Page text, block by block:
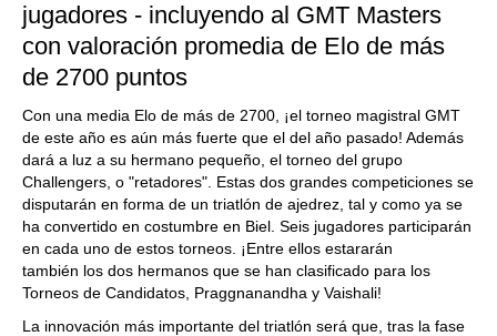
jugadores - incluyendo al GMT Masters
con valoración promedia de Elo de más
de 2700 puntos
Con una media Elo de más de 2700, ¡el torneo magistral GMT
de este año es aún más fuerte que el del año pasado! Además
dará a luz a su hermano pequeño, el torneo del grupo
Challengers, o "retadores". Estas dos grandes competiciones se
disputarán en forma de un triatlón de ajedrez, tal y como ya se
ha convertido en costumbre en Biel. Seis jugadores participarán
en cada uno de estos torneos. ¡Entre ellos estararán
también los dos hermanos que se han clasificado para los
Torneos de Candidatos, Praggnanandha y Vaishali!
La innovación más importante del triatlón será que, tras la fase